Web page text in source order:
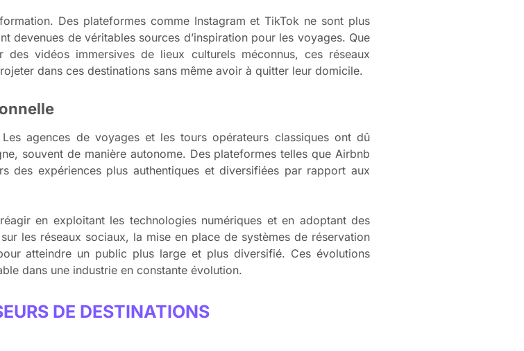
Des plateformes comme Instagram et TikTok ne sont plus
devenues de véritables sources d’inspiration pour les voyages. Que
vidéos immersives de lieux culturels méconnus, ces réseaux
dans ces destinations sans même avoir à quitter leur domicile.
agences de voyages et les tours opérateurs classiques ont dû
souvent de manière autonome. Des plateformes telles que Airbnb
des expériences plus authentiques et diversifiées par rapport aux
en exploitant les technologies numériques et en adoptant des
les réseaux sociaux, la mise en place de systèmes de réservation
atteindre un public plus large et plus diversifié. Ces évolutions
dans une industrie en constante évolution.
DE DESTINATIONS